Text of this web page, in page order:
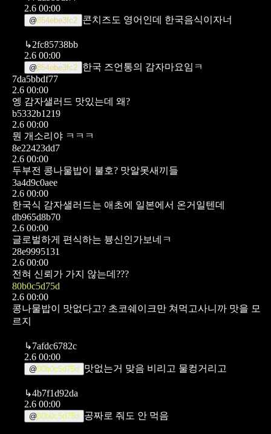
2.6 00:00
@854ebe3fc2 콘치즈도 영어인데 한국음식이자너
↳2fc85738bb
2.6 00:00
@854ebe3fc2 한국 즈언통의 감자마요임ㅋ
7da5bbdf77
2.6 00:00
엥 감자샐러드 맛있는데 왜?
b5332b1219
2.6 00:00
뭔 개소리야 ㅋㅋㅋ
8e22423dd7
2.6 00:00
두부전 콩나물밥이 불호? 맛알못새끼들
3a4d9c0aee
2.6 00:00
한국식 감자샐러드는 애초에 일본에서 온거일텐데
db965d8b70
2.6 00:00
글로벌하게 편식하는 븅신인가보네ㅋ
28e9995131
2.6 00:00
전혀 신뢰가 가지 않는데???
80b0c5d75d
2.6 00:00
콩나물밥이 맛없다고? 초코쉐이크만 쳐먹고사니까 맛을 모
르지
↳7afdc6782c
2.6 00:00
@80b0c5d75d 맛없는거 맞음 비리고 물컹거리고
↳4b7f1d92da
2.6 00:00
@80b0c5d75d 공짜로 줘도 안 먹음